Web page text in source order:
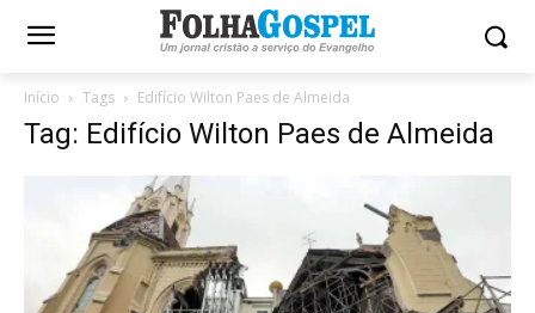
Início Tags Edifício Wilton Paes de Almeida
Tag: Edifício Wilton Paes de Almeida